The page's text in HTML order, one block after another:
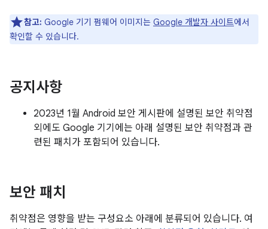
참고: Google 기기 펌웨어 이미지는 Google 개발자 사이트에서
확인할 수 있습니다.
공지사항
2023년 1월 Android 보안 게시판에 설명된 보안 취약점
외에도 Google 기기에는 아래 설명된 보안 취약점과 관
련된 패치가 포함되어 있습니다.
보안 패치
취약점은 영향을 받는 구성요소 아래에 분류되어 있습니다. 여